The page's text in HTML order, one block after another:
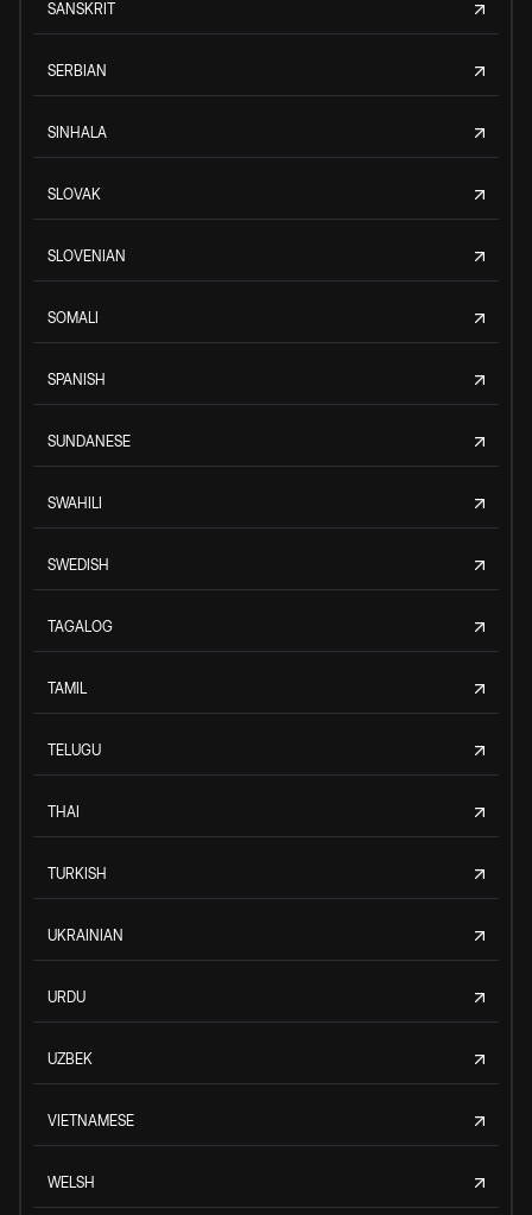
SANSKRIT
SERBIAN
SINHALA
SLOVAK
SLOVENIAN
SOMALI
SPANISH
SUNDANESE
SWAHILI
SWEDISH
TAGALOG
TAMIL
TELUGU
THAI
TURKISH
UKRAINIAN
URDU
UZBEK
VIETNAMESE
WELSH